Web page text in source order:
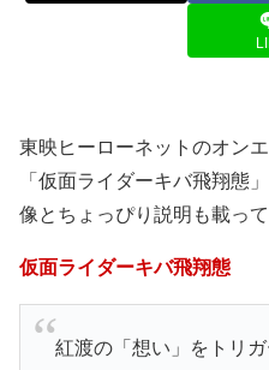
東映ヒーローネットのオン
「仮面ライダーキバ飛翔態
像とちょっぴり説明も載っ
仮面ライダーキバ飛翔態
紅渡の「想い」をトリ